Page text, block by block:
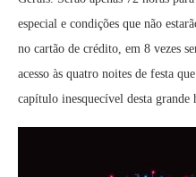
especial e condições que não
no cartão de crédito, em 8 vezes
acesso às quatro noites de festa
capítulo inesquecível desta grande